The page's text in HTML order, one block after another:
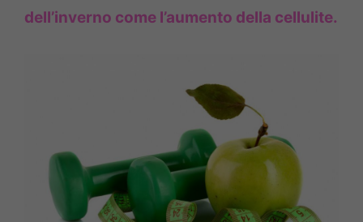
dell’inverno come l’aumento della cellulite.